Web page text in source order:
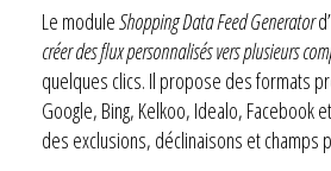
Le moduleShopping Data Feed Generator
créer des flux personnalisés vers plusieurs
quelques clics. Il propose des formats
Google, Bing, Kelkoo, Idealo, Facebook
des exclusions, déclinaisons et champs